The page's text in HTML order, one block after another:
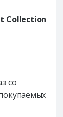
Collection
со